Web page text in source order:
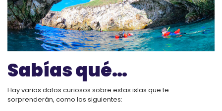
Sabías qué…
Hay varios datos curiosos sobre estas islas que te
sorprenderán, como los siguientes: